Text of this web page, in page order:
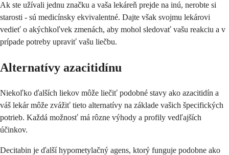
Ak ste užívali jednu značku a vaša lekáreň prejde na inú, nerobte si
starosti - sú medicínsky ekvivalentné. Dajte však svojmu lekárovi
vedieť o akýchkoľvek zmenách, aby mohol sledovať vašu reakciu a v
prípade potreby upraviť vašu liečbu.
Alternatívy azacitidínu
Niekoľko ďalších liekov môže liečiť podobné stavy ako azacitidín a
váš lekár môže zvážiť tieto alternatívy na základe vašich špecifických
potrieb. Každá možnosť má rôzne výhody a profily vedľajších
účinkov.
Decitabin je ďalší hypometylačný agens, ktorý funguje podobne ako